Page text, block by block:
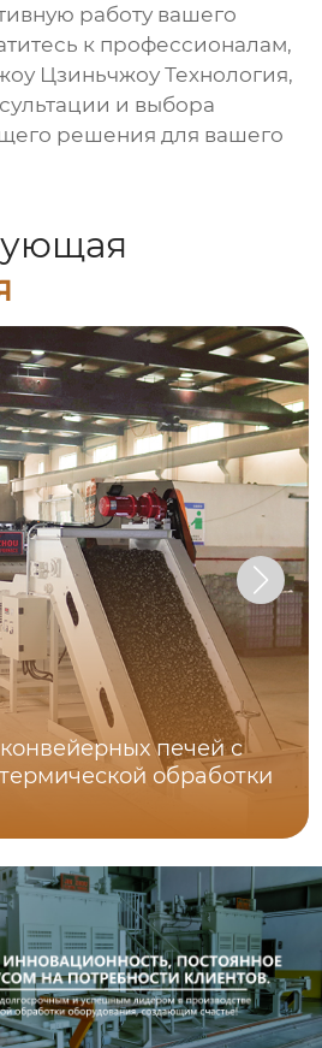
работу вашего
к профессионалам,
Цзиньчжоу Технология,
и выбора
решения для вашего
печей с
обработки